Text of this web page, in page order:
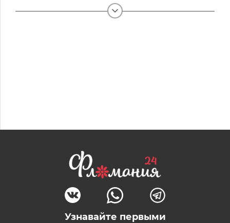
Узнавайте первыми